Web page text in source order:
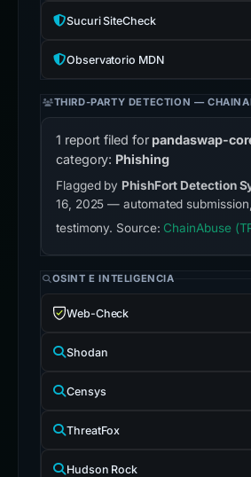
Sucuri SiteCheck
Observatorio MDN
THIRD-PARTY DETECTION —
1 report filed for pandaswap-
category: Phishing
Flagged by PhishFort Detection
16, 2025 — automated
testimony. Source: ChainAbuse
OSINT E INTELIGENCIA
Web-Check
Shodan
Censys
ThreatFox
Hudson Rock